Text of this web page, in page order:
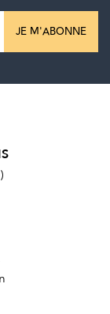
JE M'ABONNE